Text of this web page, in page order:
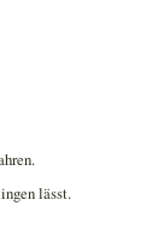
lässt.